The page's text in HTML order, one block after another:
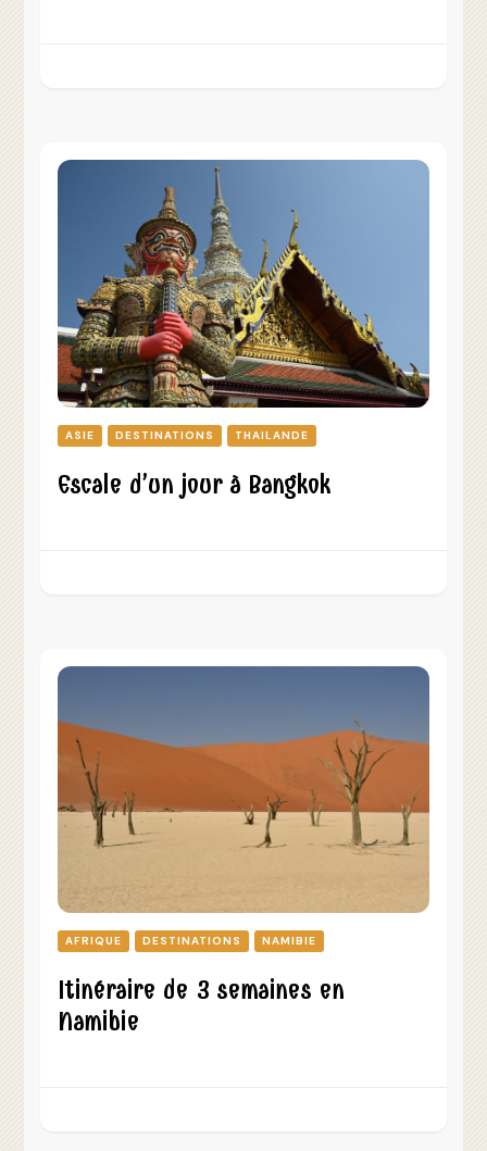
ASIE DESTINATIONS THAILANDE
Escale d’un jour à Bangkok
AFRIQUE DESTINATIONS NAMIBIE
Itinéraire de 3 semaines en
Namibie